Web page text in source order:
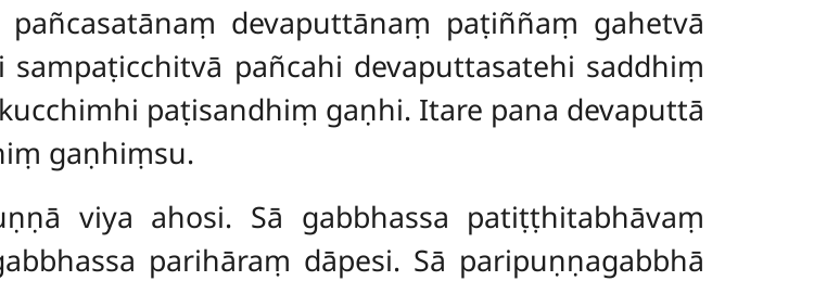
devaputtānaṃ paṭiññaṃ gahetvā
sampaṭicchitvā pañcahi devaputtasatehi saddhiṃ
paṭisandhiṃ gaṇhi. Itare pana devaputtā
gaṇhiṃsu.
viya ahosi. Sā gabbhassa patiṭṭhitabhāvaṃ
parihāraṃ dāpesi. Sā paripuṇṇagabbhā